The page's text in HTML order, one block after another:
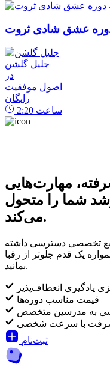
دوره عشق شادی ثروت
جلیل گلشن
در
اصول موفقیت
رایگان
2:20 ساعت
مهارت‌هایی
شما را متحول
می‌کند.
تخصصی دسترسی داشته
یک قدم جلوتر از رقبا
بمانید.
یادگیری انعطاف‌پذیر
قیمت مناسب دوره‌ها
به مدرسین متخصص
با سرعت شخصی
ثبت‌نام